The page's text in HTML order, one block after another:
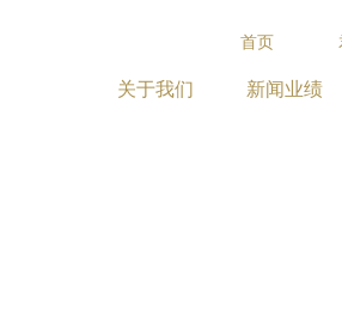
首页
关于我们 新闻业绩